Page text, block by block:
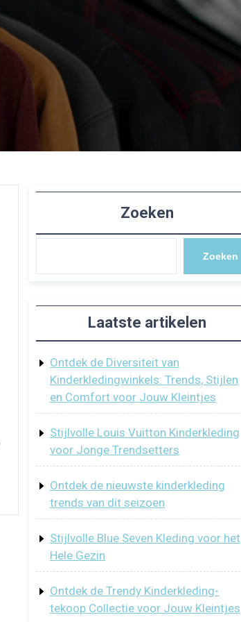
Zoeken
Zoeken
Laatste artikelen
Ontdek de Diversiteit van
Kinderkledingwinkels: Trends, Stijlen
en Comfort voor Jouw Kleintjes
Stijlvolle Louis Vuitton Kinderkleding
voor Jonge Trendsetters
Ontdek de nieuwste kinderkleding
trends van dit seizoen
Stijlvolle Blue Seven Kleding voor het
Hele Gezin
Ontdek de Trendy Kinderkleding-
tekoop Collectie voor Jouw Kleintjes